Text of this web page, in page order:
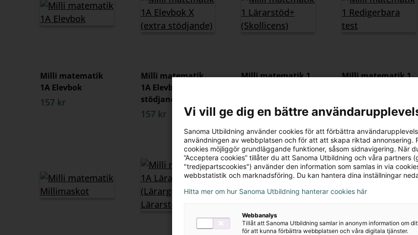
Milli matematik
1A Elevbok
157 kr
Milli matematik
1A Elevbok X (extra
stödjande)
157 kr
Milli matematik 1
995 kr
Milli matematik 1
Vi vill ge dig en bättre
Sanoma Utbildning använder cookies för att förbättra
användningen av webbplatsen och för att att skapa riktad annonsering.
cookies möjliggör grundläggande funktioner, såsom sidnavigering. När
”Acceptera cookies” tillåter du att Sanoma Utbildning och våra partners
"tredjepartscookies") använder den information som samlas in via
webbstatistik och marknadsföring. Du kan hantera dina inställningar
Hitta mer om hur Sanoma Utbildning hanterar cookies här
Webbanalys
Tillåt att Sanoma Utbildning samlar in anonym information om
för att kunna förbättra webbplatsen och våra digitala tjänster.